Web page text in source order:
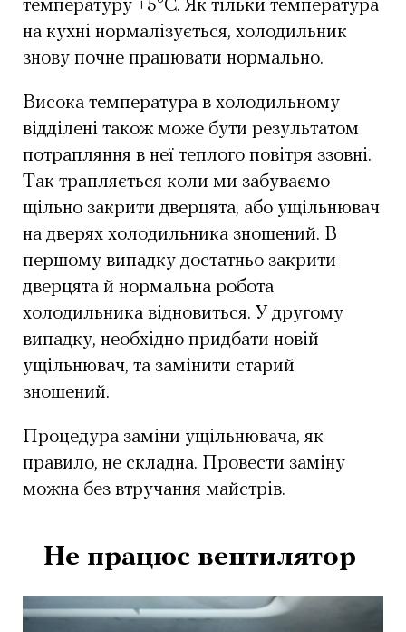
температуру +5°С. Як тільки температура
на кухні нормалізується, холодильник
знову почне працювати нормально.
Висока температура в холодильному
відділені також може бути результатом
потрапляння в неї теплого повітря ззовні.
Так трапляється коли ми забуваємо
щільно закрити дверцята, або ущільнювач
на дверях холодильника зношений. В
першому випадку достатньо закрити
дверцята й нормальна робота
холодильника відновиться. У другому
випадку, необхідно придбати новій
ущільнювач, та замінити старий
зношений.
Процедура заміни ущільнювача, як
правило, не складна. Провести заміну
можна без втручання майстрів.
Не працює вентилятор